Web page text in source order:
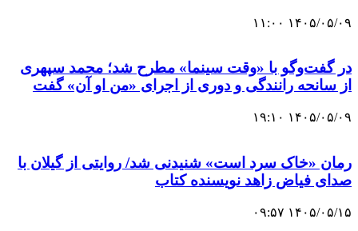
۱۴۰۵/۰۵/۰۹ ۱۱:۰۰
در گفت‌وگو با «وقت سینما» مطرح شد؛ محمد سپهری
از سانحه رانندگی و دوری از اجرای «من او آن» گفت
۱۴۰۵/۰۵/۰۹ ۱۹:۱۰
رمان «خاک سرد است» شنیدنی شد/ روایتی از گیلان با
صدای فیاض زاهد نویسنده کتاب
۱۴۰۵/۰۵/۱۵ ۰۹:۵۷